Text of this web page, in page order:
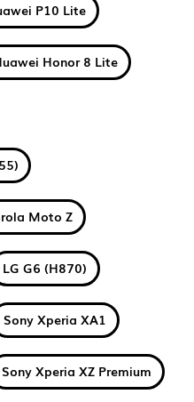
P10 Lite
Honor 8 Lite
Moto Z
LG G6 (H870)
Sony Xperia XA1
Sony Xperia XZ Premium